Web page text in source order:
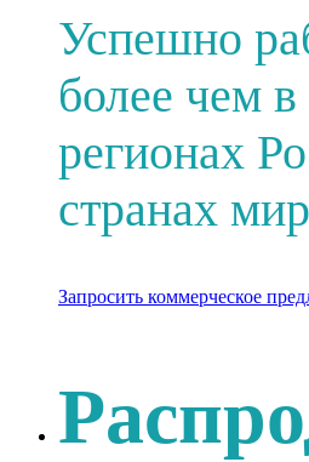
Успешно
более чем в
регионах
странах
Запросить коммерческое